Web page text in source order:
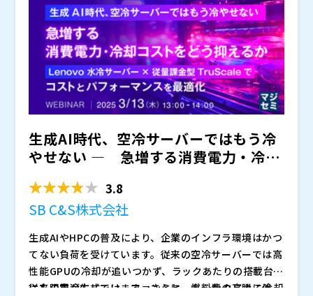
生成AI時代、空冷サーバーではもう冷
やせない ― 急増する消費電力・冷却
3.8
SB C&S株式会社
生成AIやHPCの普及により、企業のインフラ環境はかつ
てない負荷を受けています。従来の空冷サーバーでは高
性能GPUの冷却が追いつかず、ラックあたりの搭載台数
にも限界が生じています。さらに、燃料費の高騰に伴
従来の空冷方式では、ファンとヒートシンクによる冷却